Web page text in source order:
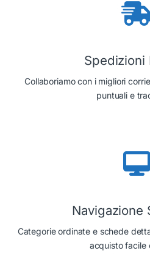
Spedizioni
Collaboriamo con i migliori
puntuali e
Navigazione
Categorie ordinate e schede
acquisto facile